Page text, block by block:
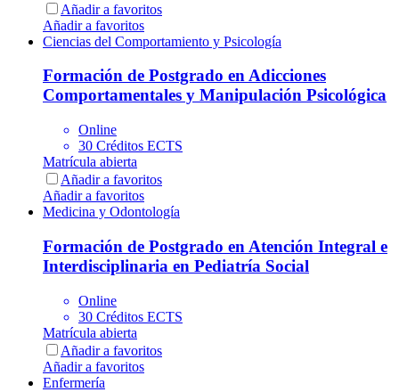
Añadir a favoritos
Añadir a favoritos
Ciencias del Comportamiento y Psicología
Formación de Postgrado en Adicciones
Comportamentales y Manipulación Psicológica
Online
30 Créditos ECTS
Matrícula abierta
Añadir a favoritos
Añadir a favoritos
Medicina y Odontología
Formación de Postgrado en Atención Integral e
Interdisciplinaria en Pediatría Social
Online
30 Créditos ECTS
Matrícula abierta
Añadir a favoritos
Añadir a favoritos
Enfermería